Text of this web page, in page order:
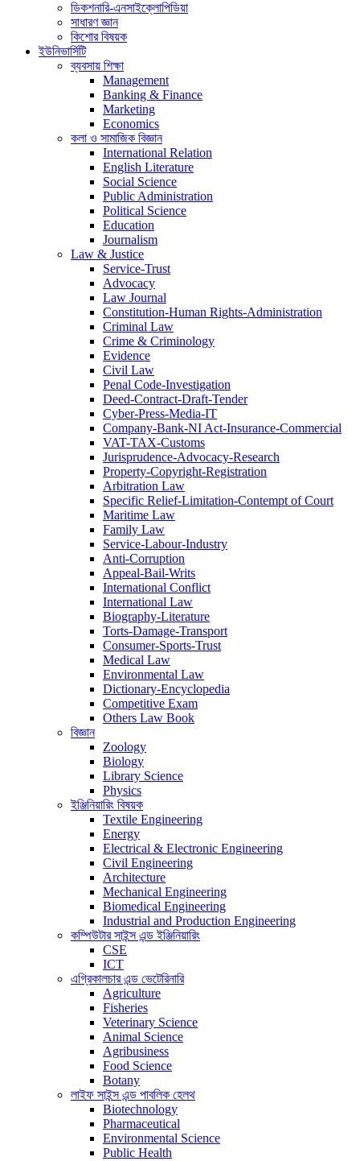
ডিকশনারি-এনসাইক্লোপিডিয়া
সাধারণ জ্ঞান
কিশোর বিষয়ক
ইউনিভার্সিটি
ব্যবসায় শিক্ষা
Management
Banking & Finance
Marketing
Economics
কলা ও সামাজিক বিজ্ঞান
International Relation
English Literature
Social Science
Public Administration
Political Science
Education
Journalism
Law & Justice
Service-Trust
Advocacy
Law Journal
Constitution-Human Rights-Administration
Criminal Law
Crime & Criminology
Evidence
Civil Law
Penal Code-Investigation
Deed-Contract-Draft-Tender
Cyber-Press-Media-IT
Company-Bank-NI Act-Insurance-Commercial
VAT-TAX-Customs
Jurisprudence-Advocacy-Research
Property-Copyright-Registration
Arbitration Law
Specific Relief-Limitation-Contempt of Court
Maritime Law
Family Law
Service-Labour-Industry
Anti-Corruption
Appeal-Bail-Writs
International Conflict
International Law
Biography-Literature
Torts-Damage-Transport
Consumer-Sports-Trust
Medical Law
Environmental Law
Dictionary-Encyclopedia
Competitive Exam
Others Law Book
বিজ্ঞান
Zoology
Biology
Library Science
Physics
ইঞ্জিনিয়ারিং বিষয়ক
Textile Engineering
Energy
Electrical & Electronic Engineering
Civil Engineering
Architecture
Mechanical Engineering
Biomedical Engineering
Industrial and Production Engineering
কম্পিউটার সাইন্স এন্ড ইঞ্জিনিয়ারিং
CSE
ICT
এগ্রিকালচার এন্ড ভেটেরিনারি
Agriculture
Fisheries
Veterinary Science
Animal Science
Agribusiness
Food Science
Botany
লাইফ সাইন্স এন্ড পাবলিক হেলথ
Biotechnology
Pharmaceutical
Environmental Science
Public Health